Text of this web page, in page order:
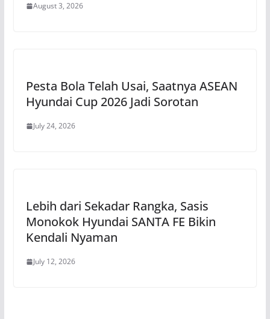
August 3, 2026
Pesta Bola Telah Usai, Saatnya ASEAN
Hyundai Cup 2026 Jadi Sorotan
July 24, 2026
Lebih dari Sekadar Rangka, Sasis
Monokok Hyundai SANTA FE Bikin
Kendali Nyaman
July 12, 2026